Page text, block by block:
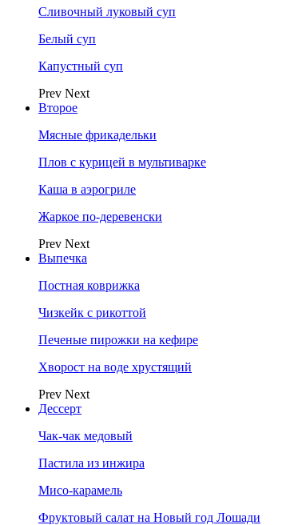
Сливочный луковый суп
Белый суп
Капустный суп
Prev Next
Второе
Мясные фрикадельки
Плов с курицей в мультиварке
Каша в аэрогриле
Жаркое по-деревенски
Prev Next
Выпечка
Постная коврижка
Чизкейк с рикоттой
Печеные пирожки на кефире
Хворост на воде хрустящий
Prev Next
Дессерт
Чак-чак медовый
Пастила из инжира
Мисо-карамель
Фруктовый салат на Новый год Лошади